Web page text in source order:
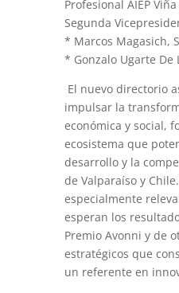
Profesional AIEP
Segunda
* Marcos Magasich,
* Gonzalo Ugarte De
El nuevo directorio
impulsar la
económica y social,
ecosistema que
desarrollo y la
de Valparaíso y
especialmente
esperan los
Premio Avonni y de
estratégicos que
un referente en